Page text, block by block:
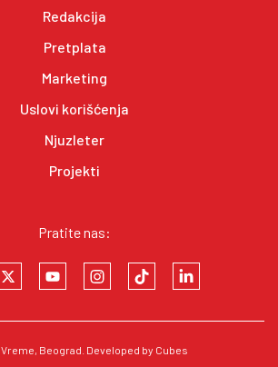
Redakcija
Pretplata
Marketing
Uslovi korišćenja
Njuzleter
Projekti
Pratite nas:
Vreme, Beograd. Developed by Cubes